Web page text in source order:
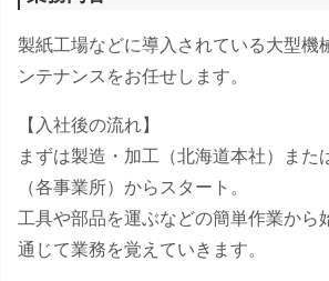
製紙工場などに導入されている大型機
ンテナンスをお任せします。
【入社後の流れ】
まずは製造・加工（北海道本社）また
（各事業所）からスタート。
工具や部品を運ぶなどの簡単作業から
通じて業務を覚えていきます。